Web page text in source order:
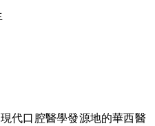
代口腔醫學發源地的華西醫